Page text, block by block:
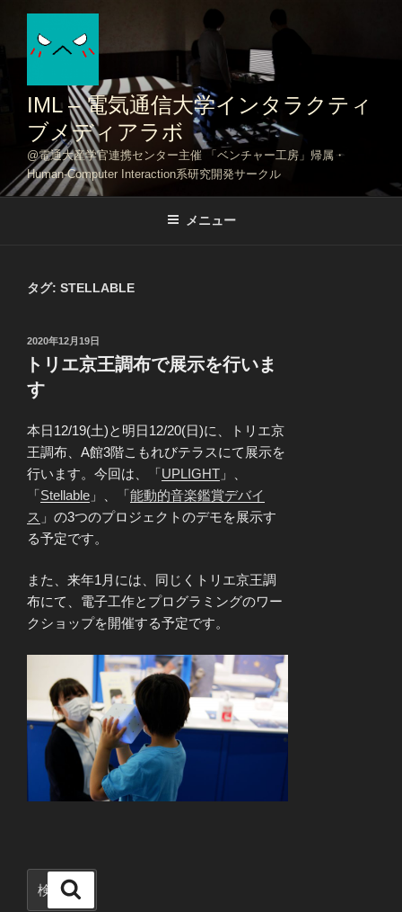
ッ
IML – 電気通信大学インタラクティ
ブメディアラボ
@電通大産学官連携センター主催 「ベンチャー工房」帰属・
Human-Computer Interaction系研究開発サークル
メニュー
タグ: STELLABLE
投
稿
日:
2020年12月19日
トリエ京王調布で展示を行いま
す
本日12/19(土)と明日12/20(日)に、トリエ京
王調布、A館3階こもれびテラスにて展示を
行います。今回は、「UPLIGHT 」、
「Stellable 」、「能動的音楽鑑賞デバイ
ス 」の3つのプロジェクトのデモを展示す
る予定です。
また、来年1月には、同じくトリエ京王調
布にて、電子工作とプログラミングのワー
クショップを開催する予定です。
索:
索